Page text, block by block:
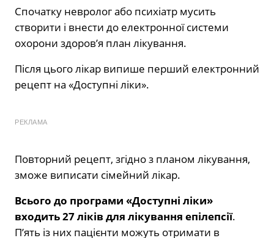
Спочатку невролог або психіатр мусить
створити і внести до електронної системи
охорони здоров’я план лікування.
Після цього лікар випише перший електронний
рецепт на «Доступні ліки».
РЕКЛАМА
Повторний рецепт, згідно з планом лікування,
зможе виписати сімейний лікар.
Всього до програми «Доступні ліки»
входить 27 ліків для лікування епілепсії.
П’ять із них пацієнти можуть отримати в